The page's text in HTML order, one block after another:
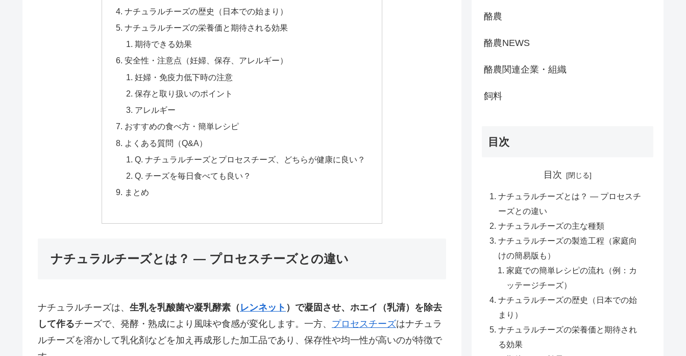
ナチュラルチーズの歴史（日本での始まり）
ナチュラルチーズの栄養価と期待される効果
期待できる効果
安全性・注意点（妊婦、保存、アレルギー）
妊婦・免疫力低下時の注意
保存と取り扱いのポイント
アレルギー
おすすめの食べ方・簡単レシピ
よくある質問（Q&A）
Q. ナチュラルチーズとプロセスチーズ、どちらが健康に良い？
Q. チーズを毎日食べても良い？
まとめ
ナチュラルチーズとは？ — プロセスチーズとの違い
ナチュラルチーズは、 生乳を乳酸菌や凝乳酵素（ レンネット ）で凝固させ、ホエイ（乳清）を除去
して作るチーズで、発酵・熟成により風味や食感が変化します。一方、 プロセスチーズはナチュラ
ルチーズを溶かして乳化剤などを加え再成形した加工品であり、保存性や均一性が高いのが特徴で
酪農
酪農NEWS
酪農関連企業・組織
飼料
目次
目次
ナチュラルチーズとは？ — プロセスチ
ーズとの違い
ナチュラルチーズの主な種類
ナチュラルチーズの製造工程（家庭向
けの簡易版も）
家庭での簡単レシピの流れ（例：カ
ッテージチーズ）
ナチュラルチーズの歴史（日本での始
まり）
ナチュラルチーズの栄養価と期待され
る効果